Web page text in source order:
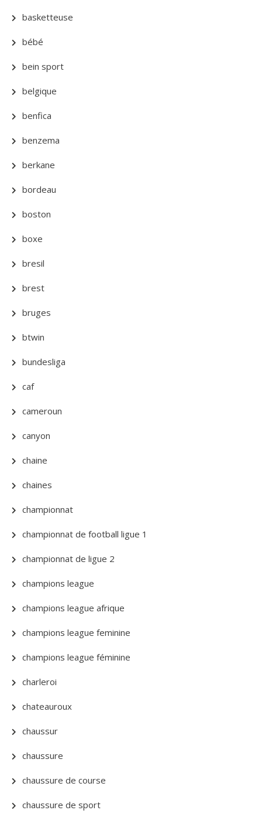
basketteuse
bébé
bein sport
belgique
benfica
benzema
berkane
bordeau
boston
boxe
bresil
brest
bruges
btwin
bundesliga
caf
cameroun
canyon
chaine
chaines
championnat
championnat de football ligue 1
championnat de ligue 2
champions league
champions league afrique
champions league feminine
champions league féminine
charleroi
chateauroux
chaussur
chaussure
chaussure de course
chaussure de sport